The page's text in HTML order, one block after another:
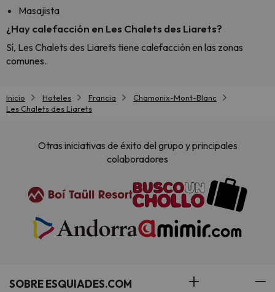
Masajista
¿Hay calefacción en Les Chalets des Liarets?
Sí, Les Chalets des Liarets tiene calefacción en las zonas
comunes.
Inicio Hoteles Francia
Chamonix-Mont-Blanc
Les Chalets des Liarets
Otras iniciativas de éxito del grupo y principales
colaboradores
SOBRE ESQUIADES.COM